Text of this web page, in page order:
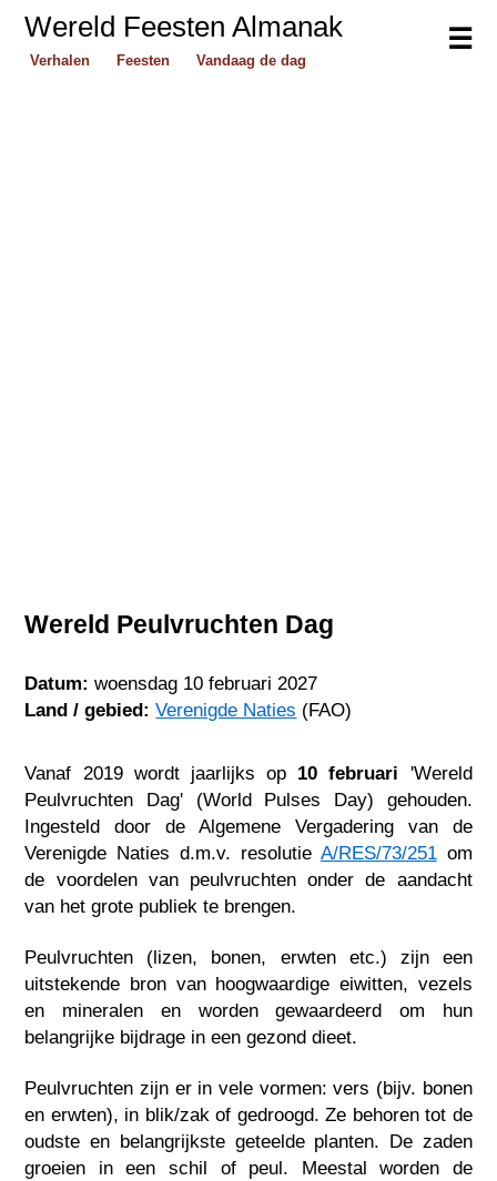
☰
Wereld Feesten Almanak
Verhalen Feesten Vandaag de dag
Wereld Peulvruchten Dag
Datum: woensdag 10 februari 2027
Land / gebied: Verenigde Naties (FAO)
Vanaf 2019 wordt jaarlijks op 10 februari 'Wereld
Peulvruchten Dag' (World Pulses Day) gehouden.
Ingesteld door de Algemene Vergadering van de
Verenigde Naties d.m.v. resolutie A/RES/73/251om
de voordelen van peulvruchten onder de aandacht
van het grote publiek te brengen.
Peulvruchten (lizen, bonen, erwten etc.) zijn een
uitstekende bron van hoogwaardige eiwitten, vezels
en mineralen en worden gewaardeerd om hun
belangrijke bijdrage in een gezond dieet.
Peulvruchten zijn er in vele vormen: vers (bijv. bonen
en erwten), in blik/zak of gedroogd. Ze behoren tot de
oudste en belangrijkste geteelde planten. De zaden
groeien in een schil of peul. Meestal worden de